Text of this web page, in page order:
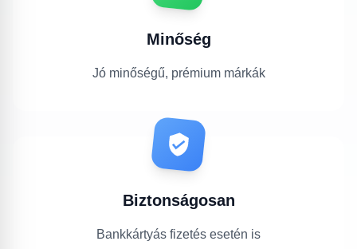
Minőség
Jó minőségű, prémium márkák
Biztonságosan
Bankkártyás fizetés esetén is